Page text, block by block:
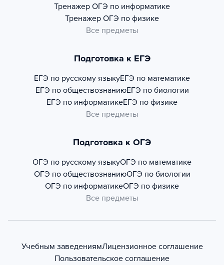
Тренажер ОГЭ по информатике
Тренажер ОГЭ по физике
Все предметы
Подготовка к ЕГЭ
ЕГЭ по русскому языкуЕГЭ по математике
ЕГЭ по обществознаниюЕГЭ по биологии
ЕГЭ по информатикеЕГЭ по физике
Все предметы
Подготовка к ОГЭ
ОГЭ по русскому языкуОГЭ по математике
ОГЭ по обществознаниюОГЭ по биологии
ОГЭ по информатикеОГЭ по физике
Все предметы
Учебным заведениямЛицензионное соглашение
Пользовательское соглашение